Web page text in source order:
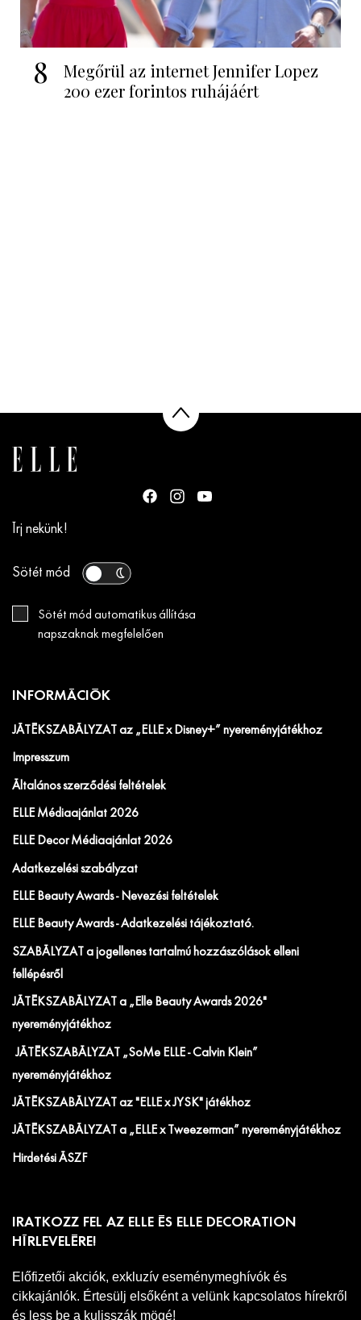
8
Megőrül az internet Jennifer Lopez
200 ezer forintos ruhájáért
Írj nekünk!
Sötét mód
Sötét mód automatikus állítása
napszaknak megfelelően
INFORMÁCIÓK
JÁTÉKSZABÁLYZAT az „ELLE x Disney+” nyereményjátékhoz
Impresszum
Általános szerződési feltételek
ELLE Médiaajánlat 2026
ELLE Decor Médiaajánlat 2026
Adatkezelési szabályzat
ELLE Beauty Awards - Nevezési feltételek
ELLE Beauty Awards - Adatkezelési tájékoztató.
SZABÁLYZAT a jogellenes tartalmú hozzászólások elleni
fellépésről
JÁTÉKSZABÁLYZAT a „Elle Beauty Awards 2026"
nyereményjátékhoz
JÁTÉKSZABÁLYZAT „SoMe ELLE - Calvin Klein”
nyereményjátékhoz
JÁTÉKSZABÁLYZAT az "ELLE x JYSK" játékhoz
JÁTÉKSZABÁLYZAT a „ELLE x Tweezerman” nyereményjátékhoz
Hirdetési ÁSZF
IRATKOZZ FEL AZ ELLE ÉS ELLE DECORATION
HÍRLEVELÉRE!
Előfizetői akciók, exkluzív eseménymeghívók és
cikkajánlók. Értesülj elsőként a velünk kapcsolatos hírekről
és less be a kulisszák mögé!